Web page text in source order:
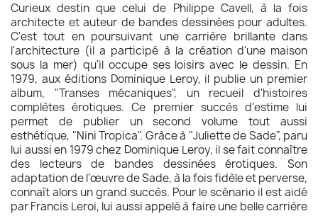
Curieux destin que celui de Philippe Cavell, à la fois
architecte et auteur de bandes dessinées pour adultes.
C'est tout en poursuivant une carrière brillante dans
l'architecture (il a participé à la création d'une maison
sous la mer) qu'il occupe ses loisirs avec le dessin. En
1979, aux éditions Dominique Leroy, il publie un premier
album, "Transes mécaniques", un recueil d'histoires
complètes érotiques. Ce premier succès d'estime lui
permet de publier un second volume tout aussi
esthétique, "Nini Tropica". Grâce à "Juliette de Sade", paru
lui aussi en 1979 chez Dominique Leroy, il se fait connaître
des lecteurs de bandes dessinées érotiques. Son
adaptation de l'œuvre de Sade, à la fois fidèle et perverse,
connaît alors un grand succès. Pour le scénario il est aidé
par Francis Leroi, lui aussi appelé à faire une belle carrière